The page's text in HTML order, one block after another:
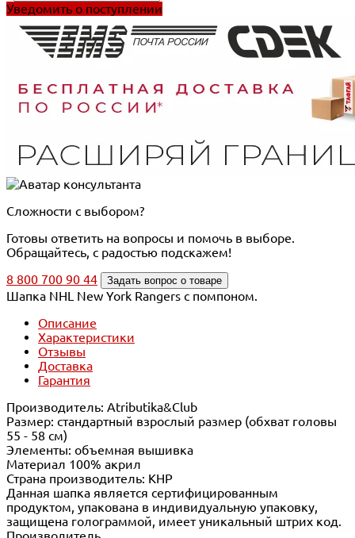
Уведомить о поступлении
Сложности с выбором?
Готовы ответить на вопросы и помочь в выборе.
Обращайтесь, с радостью подскажем!
8 800 700 90 44
Задать вопрос о товаре
Шапка NHL New York Rangers с помпоном.
Описание
Характеристики
Отзывы
Доставка
Гарантия
Производитель: Atributika&Club
Размер: стандартный взрослый размер (обхват головы
55 - 58 см)
Элементы: объемная вышивка
Материал 100% акрил
Страна производитель: КНР
Данная шапка является сертифицированным
продуктом, упакована в индивидуальную упаковку,
защищена голограммой, имеет уникальный штрих код.